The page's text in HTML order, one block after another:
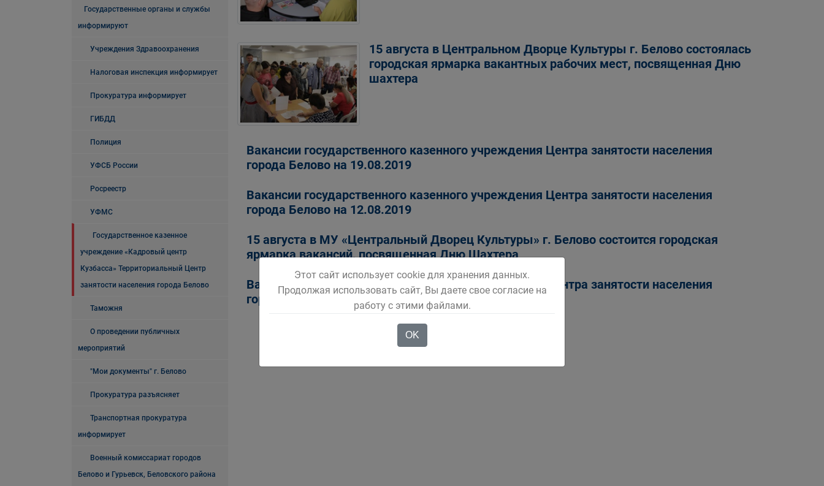
Государственные органы и службы
информируют
Учреждения Здравоохранения
Налоговая инспекция информирует
Прокуратура информирует
ГИБДД
Полиция
УФСБ России
Росреестр
УФМС
Государственное казенное
учреждение «Кадровый центр
Кузбасса» Территориальный Центр
занятости населения города Белово
Таможня
О проведении публичных
мероприятий
"Мои документы" г. Белово
Прокуратура разъясняет
Транспортная прокуратура
информирует
Военный комиссариат городов
Белово и Гурьевск, Беловского района
15 августа в Центральном Дворце Культуры г. Белово состоялась
городская ярмарка вакантных рабочих мест, посвященная Дню
шахтера
Вакансии государственного казенного учреждения Центра занятости населения
города Белово на 19.08.2019
Вакансии государственного казенного учреждения Центра занятости населения
города Белово на 12.08.2019
15 августа в МУ «Центральный Дворец Культуры» г. Белово состоится городская
ярмарка вакансий, посвященная Дню Шахтера
Вакансии государственного казенного учреждения Центра занятости населения
города Белово на 05.08.2019
Этот сайт использует cookie для хранения данных.
Продолжая использовать сайт, Вы даете свое согласие на
работу с этими файлами.
OK